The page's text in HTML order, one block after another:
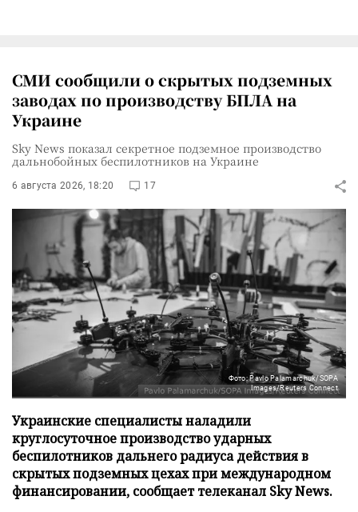
СМИ сообщили о скрытых подземных
заводах по производству БПЛА на
Украине
Sky News показал секретное подземное производство
дальнобойных беспилотников на Украине
6 августа 2026, 18:20 17
Фото: Pavlo Palamarchuk/SOPA
Images/Reuters Connect
Украинские специалисты наладили
круглосуточное производство ударных
беспилотников дальнего радиуса действия в
скрытых подземных цехах при международном
финансировании, сообщает телеканал Sky News.